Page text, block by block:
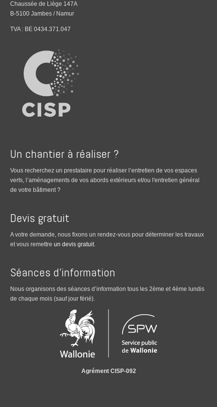
Chaussée de Liège 147A
B-5100 Jambes / Namur
TVA : BE 0434.371.047
Un chantier à réaliser ?
Vous recherchez un prestataire pour réaliser l’entretien de vos espaces
verts, l’aménagements de vos abords extérieurs et/ou l'entretien général
de votre bâtiment ?
Devis gratuit
A votre demande, nous fixons un rendez-vous pour déterminer les travaux
et vous remettreun devis gratuit.
Séances d’information
Nous organisons des séances d’information tous les 2ème et 4ème lundis
de chaque mois (sauf jour férié).
Agrément CISP-092